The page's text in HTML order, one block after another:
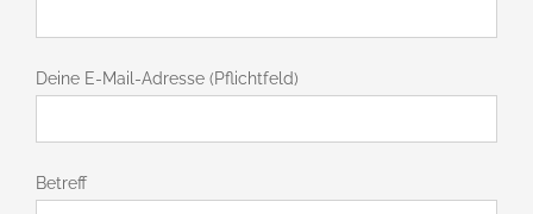
Deine E-Mail-Adresse (Pflichtfeld)
Betreff